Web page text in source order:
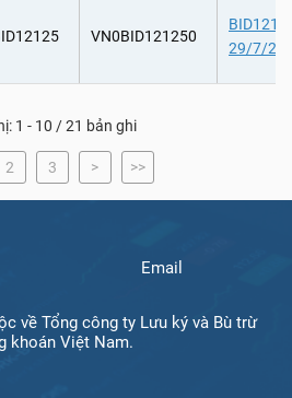
VN0BID121250
29/7/
1 - 10 / 21 bản ghi
2 3 > >>
Email
về Tổng công ty Lưu ký và Bù trừ
khoán Việt Nam.